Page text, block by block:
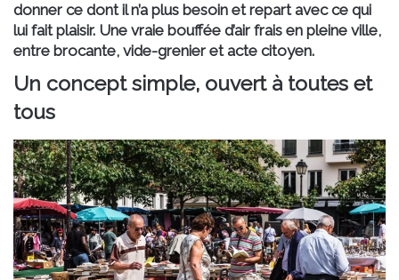
donner ce dont il n’a plus besoin et repart avec ce qui
lui fait plaisir. Une vraie bouffée d’air frais en pleine ville,
entre brocante, vide-grenier et acte citoyen.
Un concept simple, ouvert à toutes et
tous